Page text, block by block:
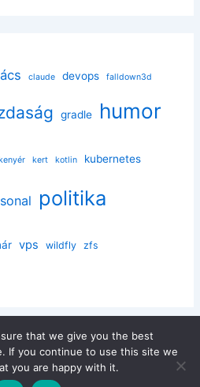
claude devops falldown3d
gradle humor
kenyér kert kotlin kubernetes
politika
vps wildfly zfs
| Powered byAstra WordPress
Theme
that we give you the best
If you continue to use this site we
you are happy with it.